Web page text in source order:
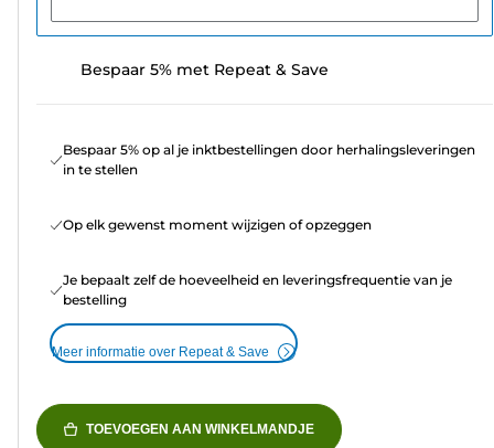
Bespaar 5% met Repeat & Save
Bespaar 5% op al je inktbestellingen door herhalingsleveringen
in te stellen
Op elk gewenst moment wijzigen of opzeggen
Je bepaalt zelf de hoeveelheid en leveringsfrequentie van je
bestelling
Meer informatie over Repeat & Save
TOEVOEGEN AAN WINKELMANDJE